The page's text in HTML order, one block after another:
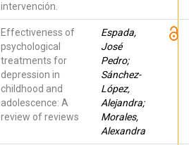
intervención.
Effectiveness of
psychological
treatments for
depression in
childhood and
adolescence: A
review of reviews
Espada,
José
Pedro;
Sánchez-
López,
Alejandra;
Morales,
Alexandra